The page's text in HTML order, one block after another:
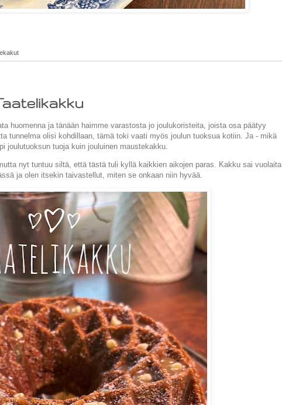
huomenna ja tänään haimme varastosta jo joulukoristeita, joista osa päätyy
tunnelma olisi kohdillaan, tämä toki vaati myös joulun tuoksua kotiin. Ja - mikä
joulutuoksun tuoja kuin jouluinen maustekakku.
nyt tuntuu siltä, että tästä tuli kyllä kaikkien aikojen paras. Kakku sai vuolaita
ja olen itsekin taivastellut, miten se onkaan niin hyvää.